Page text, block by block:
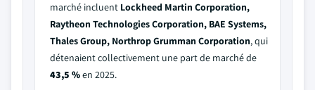
marché incluent Lockheed Martin Corporation,
Raytheon Technologies Corporation, BAE Systems,
Thales Group, Northrop Grumman Corporation, qui
détenaient collectivement une part de marché de
43,5 %en 2025.